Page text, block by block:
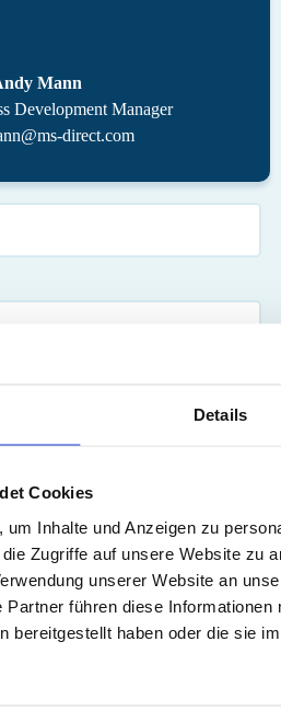
Details
Cookies
Inhalte und Anzeigen zu
Zugriffe auf unsere Website zu
unserer Website an
Partner führen diese
bereitgestellt haben oder die sie
Mann
Development Manager
direct.com